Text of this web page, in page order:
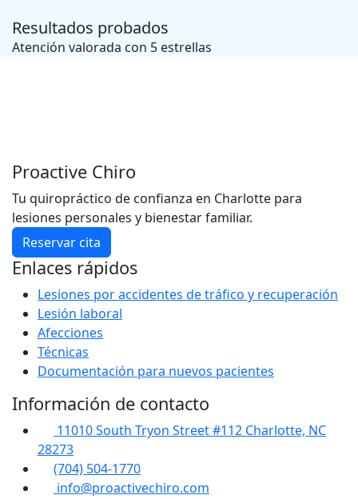
Resultados probados
Atención valorada con 5 estrellas
Proactive Chiro
Tu quiropráctico de confianza en Charlotte para
lesiones personales y bienestar familiar.
Reservar cita
Enlaces rápidos
Lesiones por accidentes de tráfico y recuperación
Lesión laboral
Afecciones
Técnicas
Documentación para nuevos pacientes
Información de contacto
11010 South Tryon Street #112 Charlotte, NC
28273
(704) 504-1770
info@proactivechiro.com